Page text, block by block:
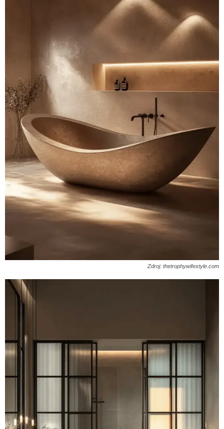
Zdroj: thetrophywifestyle.com